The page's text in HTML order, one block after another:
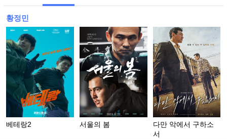
황정민
베테랑2 서울의 봄
다만 악에서 구하소
서